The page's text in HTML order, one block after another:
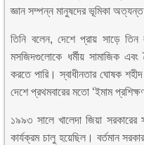
জ্ঞান সম্পন্ন মানুষদের ভূমিকা
তিনি বলেন, দেশে প্রায় সাড়ে
মসজিদগুলোকে ধর্মীয় সামাজিক এবং
করতে পারি। স্বাধীনতার ঘোষক শহীদ
দেশে প্রথমবারের মতো ‘ইমাম
১৯৯৩ সালে খালেদা জিয়া
কার্যক্রম চালু হয়েছিল। বর্তমান